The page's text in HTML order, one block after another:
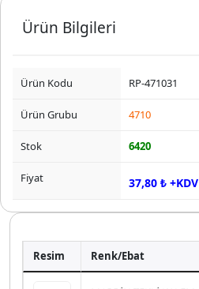
Ürün Bilgileri
Ürün Kodu RP-471031
Ürün Grubu 4710
Stok 6420
Fiyat 37,80 ₺ +KDV
Resim Renk/Ebat